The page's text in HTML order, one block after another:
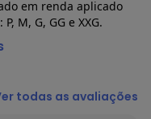
em renda aplicado
M, G, GG e XXG.
de Renda Off-White
dos looks
sexy.
todas as avaliações